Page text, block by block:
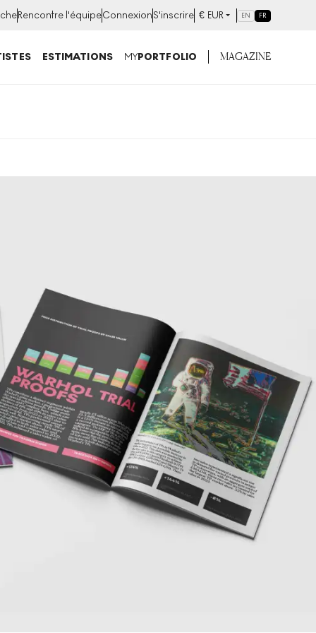
Rencontre l'équipeConnexionS'inscrire € EUR EN FR
ESTIMATIONS MYPORTFOLIO MAGAZINE